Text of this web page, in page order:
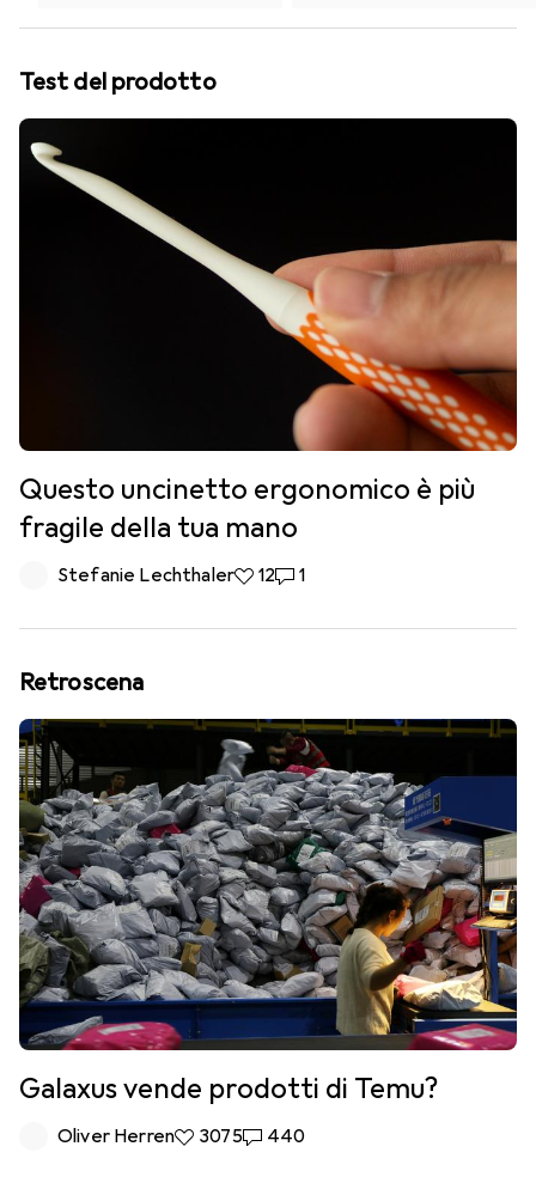
Test del prodotto
Questo uncinetto ergonomico è più
fragile della tua mano
Stefanie Lechthaler12 like
121 commento
1
Retroscena
Galaxus vende prodotti di Temu?
Oliver Herren3075 like
3075440 commenti
440